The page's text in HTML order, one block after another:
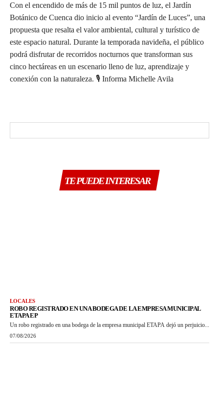
Con el encendido de más de 15 mil puntos de luz, el Jardín
Botánico de Cuenca dio inicio al evento “Jardín de Luces”, una
propuesta que resalta el valor ambiental, cultural y turístico de
este espacio natural. Durante la temporada navideña, el público
podrá disfrutar de recorridos nocturnos que transforman sus
cinco hectáreas en un escenario lleno de luz, aprendizaje y
conexión con la naturaleza. 🎙️ Informa Michelle Avila
TE PUEDE INTERESAR
LOCALES
ROBO REGISTRADO EN UNA BODEGA DE LA EMPRESA MUNICIPAL
ETAPA EP
Un robo registrado en una bodega de la empresa municipal ETAPA dejó un perjuicio...
07/08/2026